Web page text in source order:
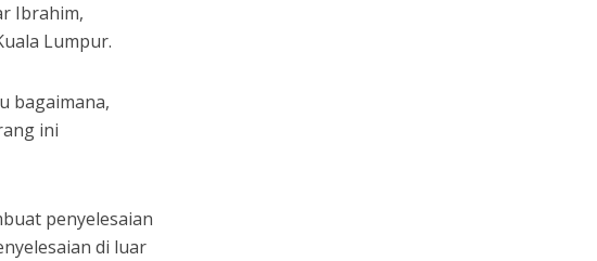
Ibrahim,
Lumpur.
bagaimana,
ini
penyelesaian
di luar